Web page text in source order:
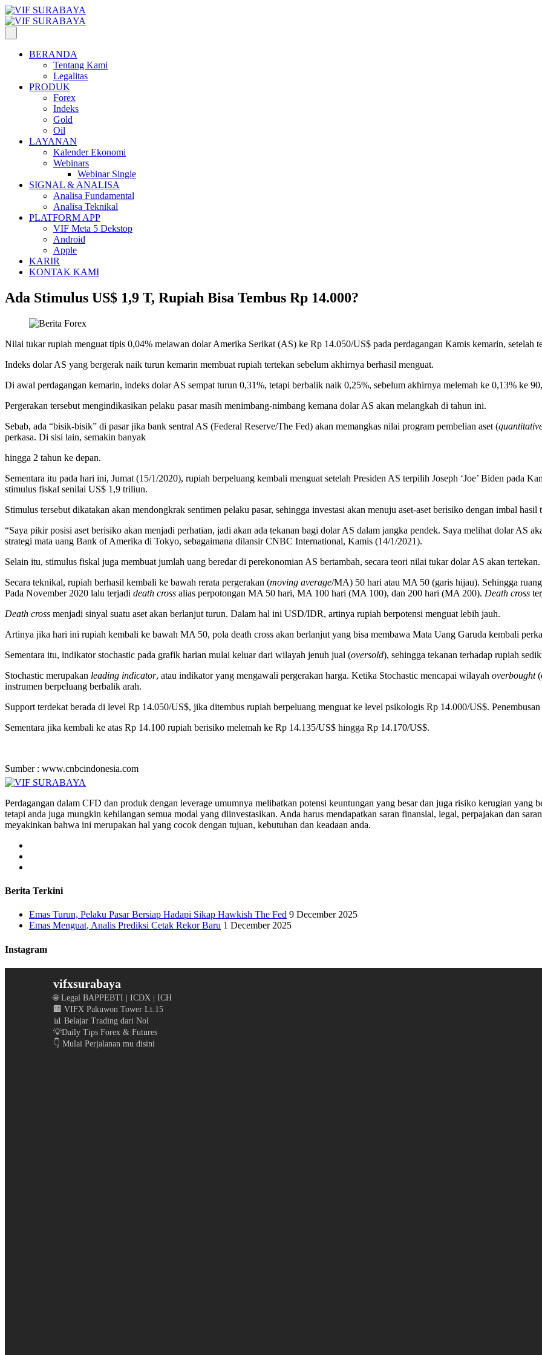
BERANDA
Tentang Kami
Legalitas
PRODUK
Forex
Indeks
Gold
Oil
LAYANAN
Kalender Ekonomi
Webinars
Webinar Single
SIGNAL & ANALISA
Analisa Fundamental
Analisa Teknikal
PLATFORM APP
VIF Meta 5 Dekstop
Android
Apple
KARIR
KONTAK KAMI
Ada Stimulus US$ 1,9 T, Rupiah Bisa Tembus Rp 14.000?
Nilai tukar rupiah menguat tipis 0,04% melawan dolar Amerika Serikat (AS) ke Rp 14.050/US$ pada perdagangan Kamis kemarin, setelah
Indeks dolar AS yang bergerak naik turun kemarin membuat rupiah tertekan sebelum akhirnya berhasil menguat.
Di awal perdagangan kemarin, indeks dolar AS sempat turun 0,31%, tetapi berbalik naik 0,25%, sebelum akhirnya melemah ke 0,13% ke
Pergerakan tersebut mengindikasikan pelaku pasar masih menimbang-nimbang kemana dolar AS akan melangkah di tahun ini.
Sebab, ada “bisik-bisik” di pasar jika bank sentral AS (Federal Reserve/The Fed) akan memangkas nilai program pembelian aset (
perkasa. Di sisi lain, semakin banyak
hingga 2 tahun ke depan.
Sementara itu pada hari ini, Jumat (15/1/2020), rupiah berpeluang kembali menguat setelah Presiden AS terpilih Joseph ‘Joe’ Biden pada
stimulus fiskal senilai US$ 1,9 triliun.
Stimulus tersebut dikatakan akan mendongkrak sentimen pelaku pasar, sehingga investasi akan menuju aset-aset berisiko dengan imbal
“Saya pikir posisi aset berisiko akan menjadi perhatian, jadi akan ada tekanan bagi dolar AS dalam jangka pendek. Saya melihat dolar AS
strategi mata uang Bank of Amerika di Tokyo, sebagaimana dilansir CNBC International, Kamis (14/1/2021).
Selain itu, stimulus fiskal juga membuat jumlah uang beredar di perekonomian AS bertambah, secara teori nilai tukar dolar AS akan tertekan.
Secara teknikal, rupiah berhasil kembali ke bawah rerata pergerakan (moving average/MA) 50 hari atau MA 50 (garis hijau). Sehingga
Pada November 2020 lalu terjadi death cross alias perpotongan MA 50 hari, MA 100 hari (MA 100), dan 200 hari (MA 200). Death cross
Death cross menjadi sinyal suatu aset akan berlanjut turun. Dalam hal ini USD/IDR, artinya rupiah berpotensi menguat lebih jauh.
Artinya jika hari ini rupiah kembali ke bawah MA 50, pola death cross akan berlanjut yang bisa membawa Mata Uang Garuda kembali
Sementara itu, indikator stochastic pada grafik harian mulai keluar dari wilayah jenuh jual (oversold), sehingga tekanan terhadap rupiah
Stochastic merupakan leading indicator, atau indikator yang mengawali pergerakan harga. Ketika Stochastic mencapai wilayah overbought
instrumen berpeluang berbalik arah.
Support terdekat berada di level Rp 14.050/US$, jika ditembus rupiah berpeluang menguat ke level psikologis Rp 14.000/US$.
Sementara jika kembali ke atas Rp 14.100 rupiah berisiko melemah ke Rp 14.135/US$ hingga Rp 14.170/US$.
Sumber : www.cnbcindonesia.com
Perdagangan dalam CFD dan produk dengan leverage umumnya melibatkan potensi keuntungan yang besar dan juga risiko kerugian yang
tetapi anda juga mungkin kehilangan semua modal yang diinvestasikan. Anda harus mendapatkan saran finansial, legal, perpajakan dan
meyakinkan bahwa ini merupakan hal yang cocok dengan tujuan, kebutuhan dan keadaan anda.
Berita Terkini
Emas Turun, Pelaku Pasar Bersiap Hadapi Sikap Hawkish The Fed 9 December 2025
Emas Menguat, Analis Prediksi Cetak Rekor Baru 1 December 2025
Instagram
vifxsurabaya
🌐 Legal BAPPEBTI | ICDX | ICH
🏢 VIFX Pakuwon Tower Lt.15
📊 Belajar Trading dari Nol
💡Daily Tips Forex & Futures
👇 Mulai Perjalanan mu disini